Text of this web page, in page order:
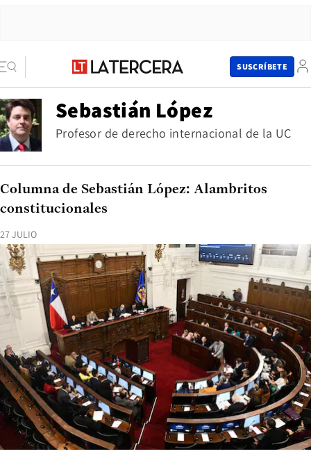
SUSCRÍBETE
Sebastián López
Profesor de derecho internacional de la UC
27 JULIO
Columna de Sebastián López: Alambritos
constitucionales